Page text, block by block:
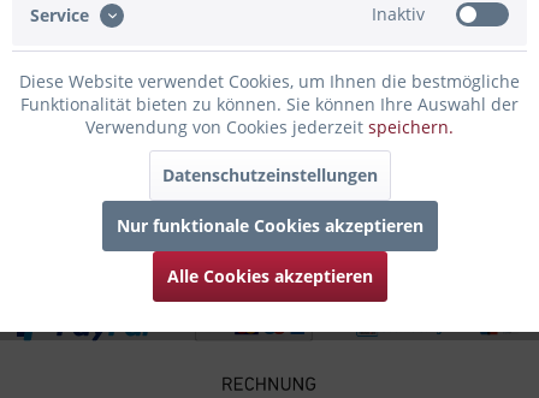
Infos zum Hersteller
Folgende Infos zum Hersteller sind verfübar......mehr
Kunden haben sich ebenfalls angesehen
Service Inaktiv
Diese Website verwendet Cookies, um Ihnen die bestmögliche
Funktionalität bieten zu können. Sie können Ihre Auswahl der
Verwendung von Cookies jederzeit speichern.
Datenschutzeinstellungen
Nur funktionale Cookies akzeptieren
Alle Cookies akzeptieren